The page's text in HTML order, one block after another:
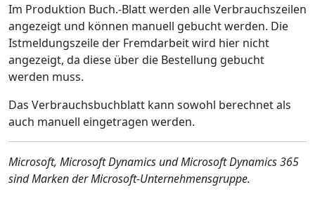
Im Produktion Buch.-Blatt werden alle Verbrauchszeilen
angezeigt und können manuell gebucht werden. Die
Istmeldungszeile der Fremdarbeit wird hier nicht
angezeigt, da diese über die Bestellung gebucht
werden muss.
Das Verbrauchsbuchblatt kann sowohl berechnet als
auch manuell eingetragen werden.
Microsoft, Microsoft Dynamics und Microsoft Dynamics 365
sind Marken der Microsoft-Unternehmensgruppe.